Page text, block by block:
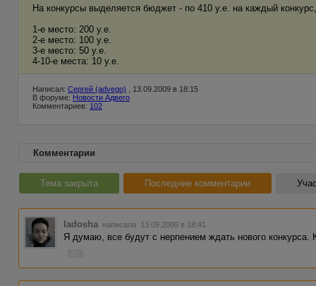
На конкурсы выделяется бюджет - по 410 у.е. на каждый
1-е место: 200 у.е.
2-е место: 100 у.е.
3-е место: 50 у.е.
4-10-е места: 10 у.е.
Написал: Сергей (advego) , 13.09.2009 в 18:15
В форуме: Новости Адвего
Комментариев: 102
Комментарии
Тема закрыта Последние комментарии
ladosha написала 13.09.2009 в 18:41
Я думаю, все будут с нерпением ждать нового конкурса.